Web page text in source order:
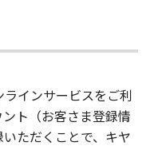
ラインサービスをご利
ト（お客さま登録情
ただくことで、キヤ